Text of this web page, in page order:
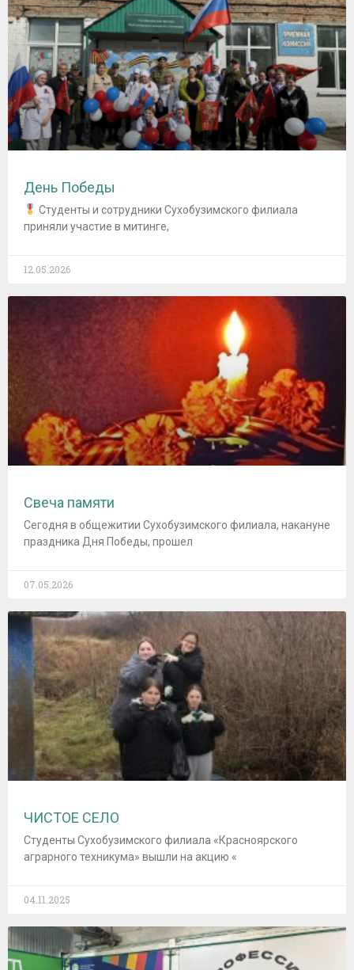
День Победы
Студенты и сотрудники Сухобузимского филиала
приняли участие в митинге,
12.05.2026
Свеча памяти
Сегодня в общежитии Сухобузимского филиала, накануне
праздника Дня Победы, прошел
07.05.2026
ЧИСТОЕ СЕЛО
Студенты Сухобузимского филиала «Красноярского
аграрного техникума» вышли на акцию «
04.11.2025